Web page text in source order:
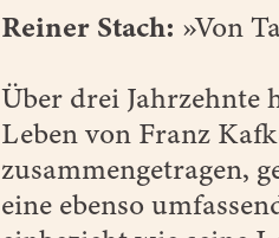
Reiner Stach: »Von
Über drei Jahrzehnte
Leben von Franz
zusammengetragen,
eine ebenso